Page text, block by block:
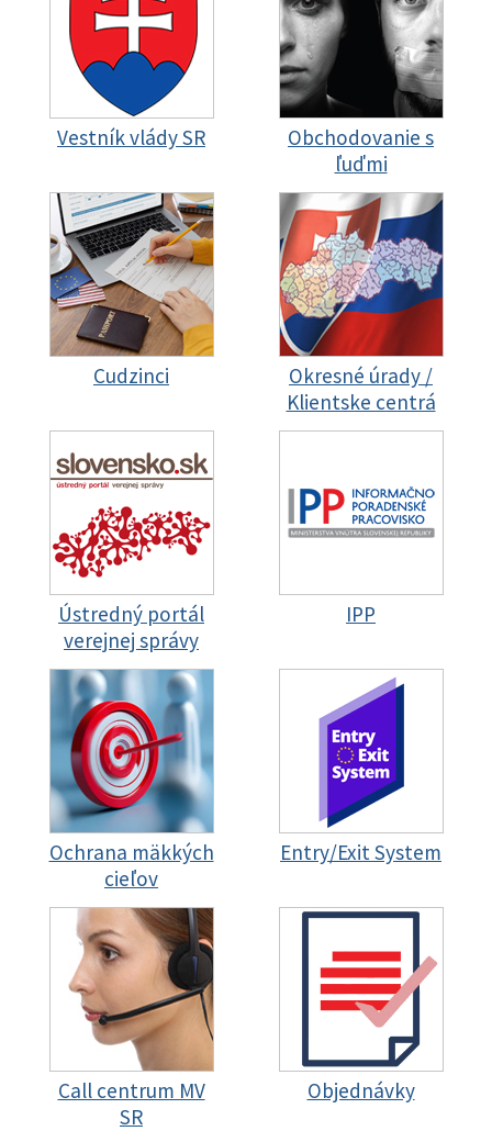
Vestník vlády SR
Obchodovanie s
ľuďmi
Cudzinci
Okresné úrady /
Klientske centrá
Ústredný portál
verejnej správy
IPP
Ochrana mäkkých
cieľov
Entry/Exit System
Call centrum MV
SR
Objednávky